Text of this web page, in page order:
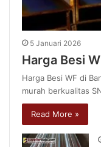
5 Januari 2026
Harga Besi
Harga Besi WF di
murah berkualitas
Read More »